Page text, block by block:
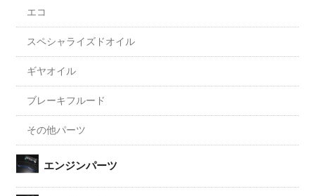
エコ
スペシャライズドオイル
ギヤオイル
ブレーキフルード
その他パーツ
エンジンパーツ